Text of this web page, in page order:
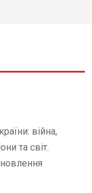
війна,
та світ.